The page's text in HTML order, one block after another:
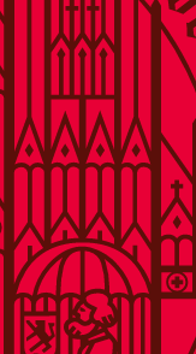
der Huazhong
Wuhan entsenden.
Frau Dr. Wünsche